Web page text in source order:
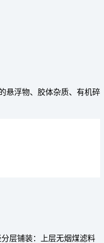
悬浮物、胶体杂质、有机碎
层铺装：上层无烟煤滤料